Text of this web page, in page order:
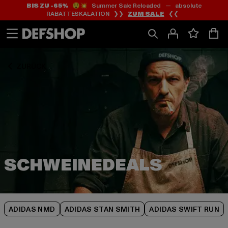
Zum
Inhalt
springen
Zum
Fußzeile
springen
BIS ZU -65%😲💥 Summer Sale Reloaded — absolute
RABATTESKALATION ❯❯ ZUM SALE ❮❮
ADIDAS NMD ADIDAS STAN SMITH ADIDAS SWIFT RUN
Zum
Produktraster
springen